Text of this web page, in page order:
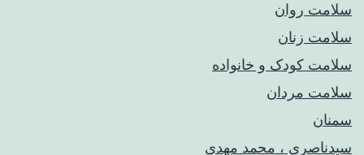
سلامت روان
سلامت زنان
سلامت کودک‌ و خانواده
سلامت مردان
سمنان
سیدناصری ، محمد مهدی